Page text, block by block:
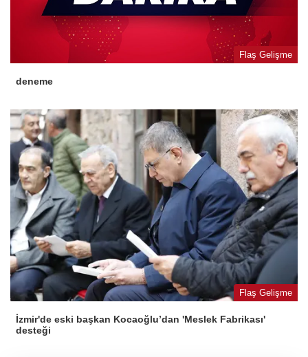
Flaş Gelişme
deneme
Flaş Gelişme
İzmir'de eski başkan Kocaoğlu’dan 'Meslek Fabrikası'
desteği